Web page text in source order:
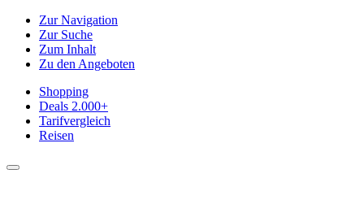
Zur Navigation
Zur Suche
Zum Inhalt
Zu den Angeboten
Shopping
Deals 2.000+
Tarifvergleich
Reisen